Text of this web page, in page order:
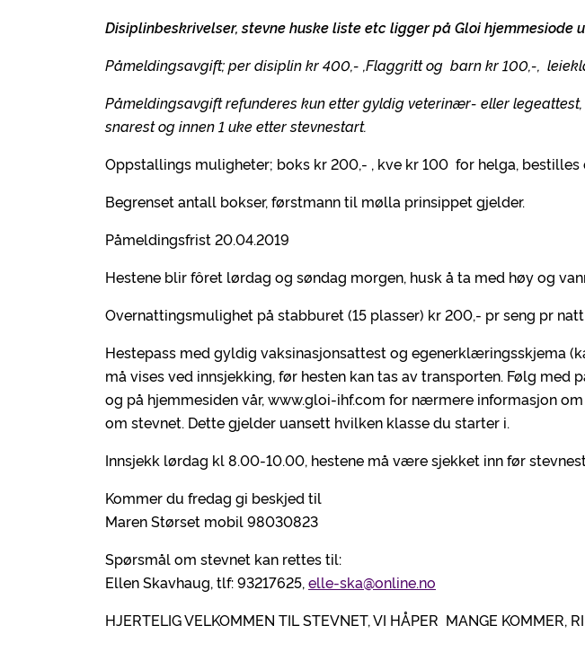
Disiplinbeskrivelser, stevne huske liste etc ligger på Gloi hjemmesiode
Påmeldingsavgift; per disiplin kr 400,- ,Flaggritt og barn kr 100,-,
Påmeldingsavgift refunderes kun etter gyldig veterinær- eller
snarest og innen 1 uke etter stevnestart.
Oppstallings muligheter; boks kr 200,- , kve kr 100 for helga, bestilles
Begrenset antall bokser, førstmann til mølla prinsippet gjelder.
Påmeldingsfrist 20.04.2019
Hestene blir fôret lørdag og søndag morgen, husk å ta med høy og
Overnattingsmulighet på stabburet (15 plasser) kr 200,- pr seng pr natt
Hestepass med gyldig vaksinasjonsattest og egenerklæringsskjema
må vises ved innsjekking, før hesten kan tas av transporten. Følg med
og på hjemmesiden vår, www.gloi-ihf.com for nærmere informasjon
om stevnet. Dette gjelder uansett hvilken klasse du starter i.
Innsjekk lørdag kl 8.00-10.00, hestene må være sjekket inn før
Kommer du fredag gi beskjed til
Maren Størset mobil 98030823
Spørsmål om stevnet kan rettes til:
Ellen Skavhaug, tlf: 93217625,elle-ska@online.no
HJERTELIG VELKOMMEN TIL STEVNET, VI HÅPER MANGE KOMMER,